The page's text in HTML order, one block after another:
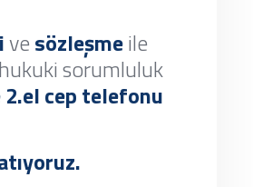
vesözleşmeile
sorumluluk
2.el cep telefonu